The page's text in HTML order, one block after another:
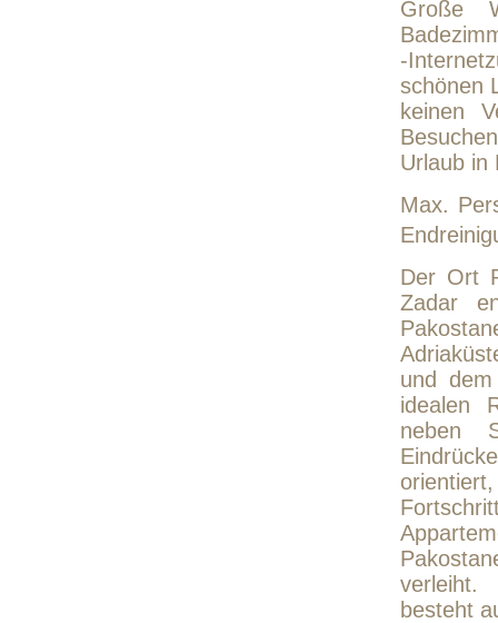
Große
-
schönen
keinen
Urlaub in
Max.
Der Ort
Zadar
und
idealen
neben
verleiht.
besteht